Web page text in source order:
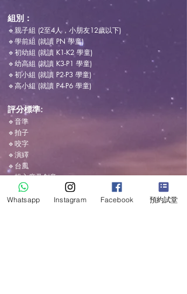
組別：
🔹親子組 (2至4人，小朋友12歲以下)
🔹學前組 (就讀 PN 學童)
🔹初幼組 (就讀 K1-K2 學童)
🔹幼高組 (就讀 K3-P1 學童)
🔹初小組 (就讀 P2-P3 學童)
🔹高小組 (就讀 P4-P6 學童)
評分標準:
🔹音準
🔹拍子
🔹咬字
🔹演繹
🔹 台風
🔹投入度及創意
造型及舞台表現
🔹合作性
Whatsapp Instagram Facebook 預約試堂